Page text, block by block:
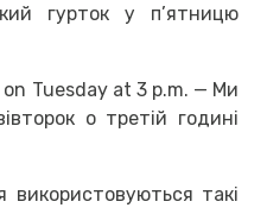
гурток у п’ятницю
Tuesday at 3 p.m. — Ми
о третій годині
такі